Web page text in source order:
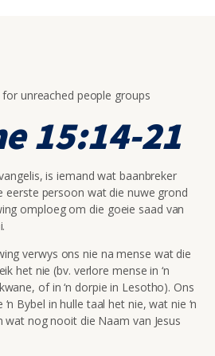
15:14-21
is iemand wat baanbreker
eerste persoon wat die nuwe grond
omploeg om die goeie saad van
verwys ons nie na mense wat die
het nie (bv. verlore mense in ‘n
of in ‘n dorpie in Lesotho). Ons
Bybel in hulle taal het nie, wat nie ‘n
wat nog nooit die Naam van Jesus